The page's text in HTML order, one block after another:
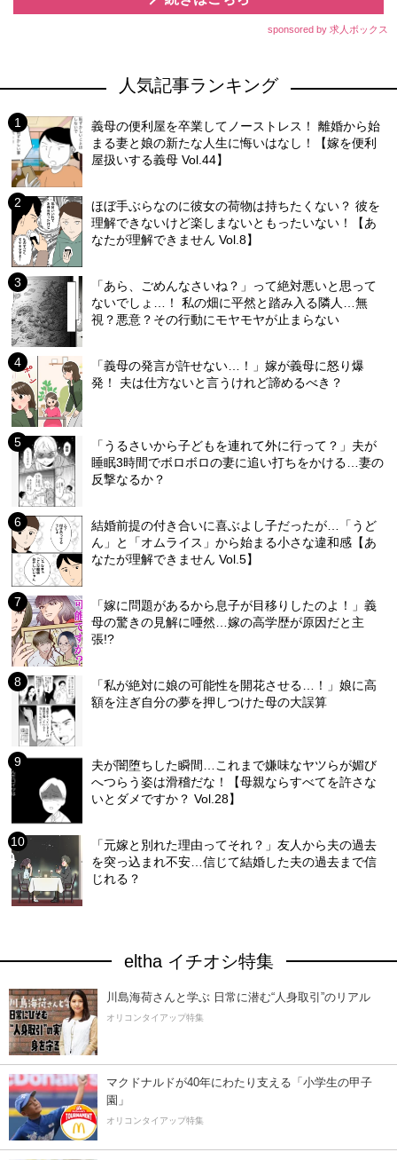
sponsored by 求人ボックス
人気記事ランキング
義母の便利屋を卒業してノーストレス！ 離婚から始
まる妻と娘の新たな人生に悔いはなし！【嫁を便利
屋扱いする義母 Vol.44】
ほぼ手ぶらなのに彼女の荷物は持ちたくない？ 彼を
理解できないけど楽しまないともったいない！【あ
なたが理解できません Vol.8】
「あら、ごめんなさいね？」って絶対悪いと思って
ないでしょ…！ 私の畑に平然と踏み入る隣人…無
視？悪意？その行動にモヤモヤが止まらない
「義母の発言が許せない…！」嫁が義母に怒り爆
発！ 夫は仕方ないと言うけれど諦めるべき？
「うるさいから子どもを連れて外に行って？」夫が
睡眠3時間でボロボロの妻に追い打ちをかける…妻の
反撃なるか？
結婚前提の付き合いに喜ぶよし子だったが…「うど
ん」と「オムライス」から始まる小さな違和感【あ
なたが理解できません Vol.5】
「嫁に問題があるから息子が目移りしたのよ！」義
母の驚きの見解に唖然…嫁の高学歴が原因だと主
張!?
「私が絶対に娘の可能性を開花させる…！」娘に高
額を注ぎ自分の夢を押しつけた母の大誤算
夫が闇堕ちした瞬間…これまで嫌味なヤツらが媚び
へつらう姿は滑稽だな！【母親ならすべてを許さな
いとダメですか？ Vol.28】
「元嫁と別れた理由ってそれ？」友人から夫の過去
を突っ込まれ不安…信じて結婚した夫の過去まで信
じれる？
eltha イチオシ特集
川島海荷さんと学ぶ 日常に潜む“人身取引”のリアル
オリコンタイアップ特集
マクドナルドが40年にわたり支える「小学生の甲子
園」
オリコンタイアップ特集